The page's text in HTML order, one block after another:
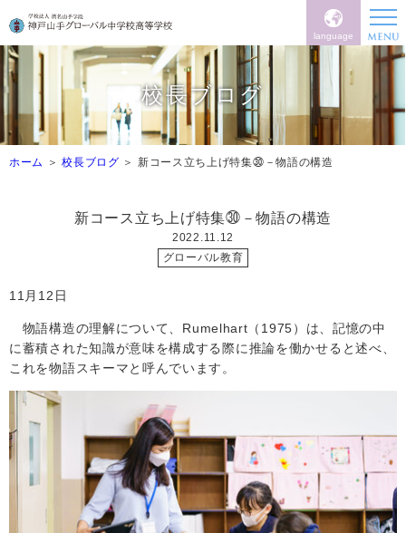
language
校長ブログ
ホーム 校長ブログ 新コース立ち上げ特集㉚－物語の構造
新コース立ち上げ特集㉚－物語の構造
2022.11.12
グローバル教育
11月12日
物語構造の理解について、 Rumelhart （ 1975）は、記憶の中
に蓄積された知識が意味を構成する際に推論を働かせると述べ、
これを物語スキーマと呼んでいます。